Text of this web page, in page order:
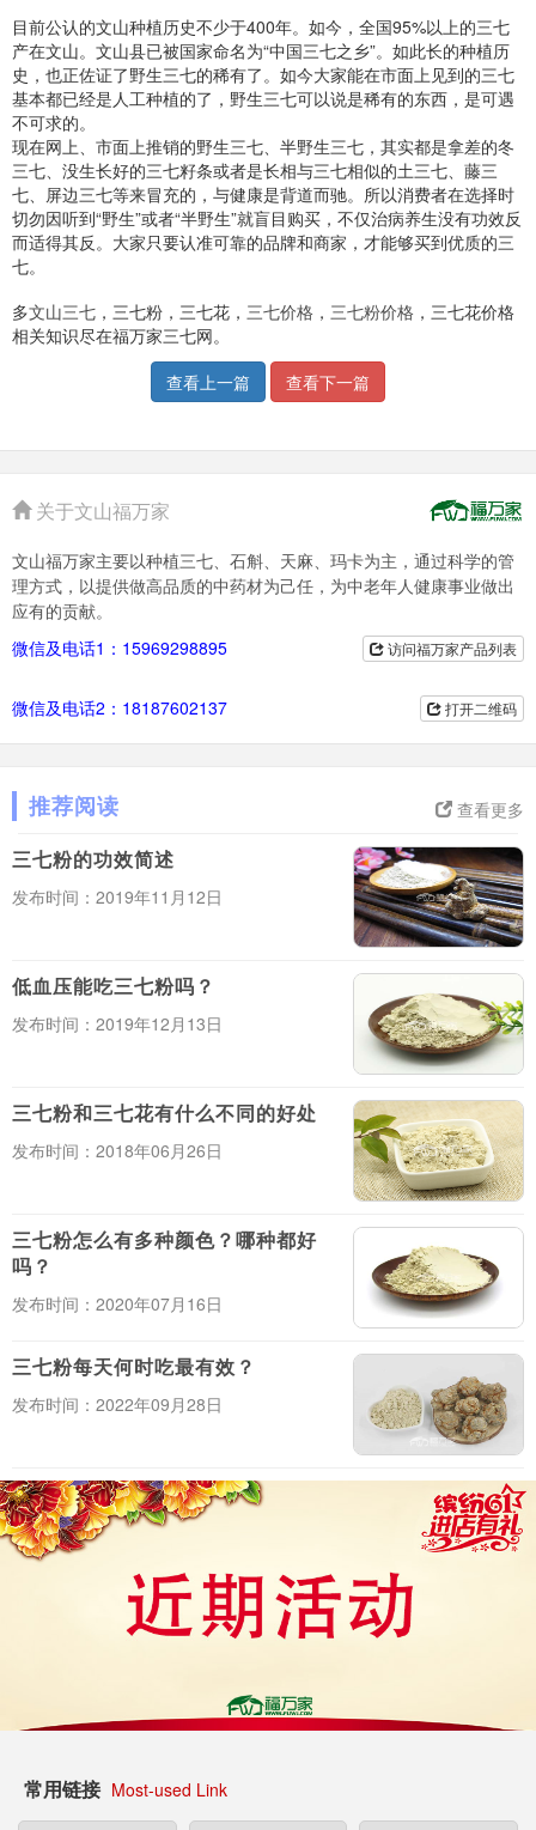
目前公认的文山种植历史不少于400年。如今，全国95%以上的三七
产在文山。文山县已被国家命名为“中国三七之乡”。如此长的种植历
史，也正佐证了野生三七的稀有了。如今大家能在市面上见到的三七
基本都已经是人工种植的了，野生三七可以说是稀有的东西，是可遇
不可求的。
现在网上、市面上推销的野生三七、半野生三七，其实都是拿差的冬
三七、没生长好的三七籽条或者是长相与三七相似的土三七、藤三
七、屏边三七等来冒充的，与健康是背道而驰。所以消费者在选择时
切勿因听到“野生”或者“半野生”就盲目购买，不仅治病养生没有功效反
而适得其反。大家只要认准可靠的品牌和商家，才能够买到优质的三
七。
多文山三七 ，三七粉，三七花， 三七价格 ， 三七粉价格 ，三七花价格
相关知识尽在福万家三七网。
查看上一篇 查看下一篇
关于文山福万家
文山福万家主要以种植三七、石斛、天麻、玛卡为主，通过科学的管
理方式，以提供做高品质的中药材为己任，为中老年人健康事业做出
应有的贡献。
访问福万家产品列表
微信及电话1：15969298895
打开二维码
微信及电话2：18187602137
查看更多
推荐阅读
三七粉的功效简述
发布时间：2019年11月12日
低血压能吃三七粉吗？
发布时间：2019年12月13日
三七粉和三七花有什么不同的好处
发布时间：2018年06月26日
三七粉怎么有多种颜色？哪种都好
吗？
发布时间：2020年07月16日
三七粉每天何时吃最有效？
发布时间：2022年09月28日
常用链接 Most-used Link